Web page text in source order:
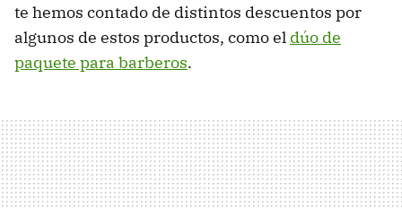
te hemos contado de distintos descuentos por
algunos de estos productos, como el dúo de
paquete para barberos.